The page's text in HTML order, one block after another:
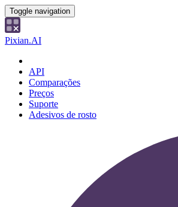
Toggle navigation
Pixian.AI
API
Comparações
Preços
Suporte
Adesivos de rosto